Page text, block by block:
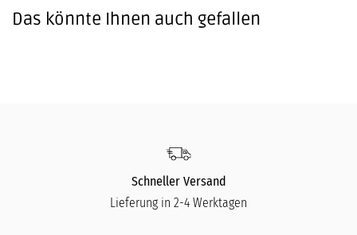
Das könnte Ihnen auch gefallen
Schneller Versand
Lieferung in 2-4 Werktagen